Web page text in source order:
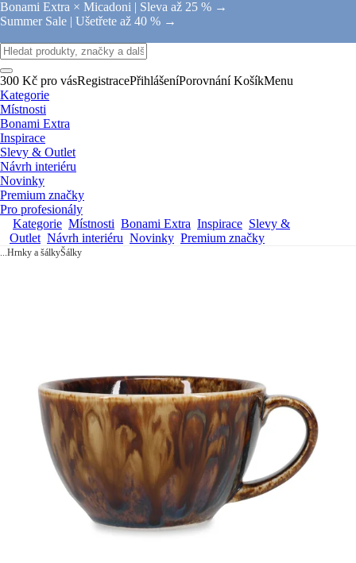
Bonami Extra × Micadoni | Sleva až 25 % →
Summer Sale | Ušetřete až 40 % →
300 Kč pro vásRegistracePřihlášeníPorovnání KošíkMenu
Kategorie
Místnosti
Bonami Extra
Inspirace
Slevy & Outlet
Návrh interiéru
Novinky
Premium značky
Pro profesionály
Kategorie Místnosti Bonami Extra Inspirace Slevy &
Outlet Návrh interiéru Novinky Premium značky
...Hrnky a šálkyŠálky